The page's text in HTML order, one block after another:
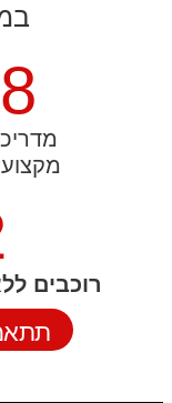
8
רוכבים